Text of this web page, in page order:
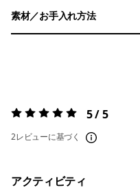
素材／お手入れ方法
評価:5 / 5 5 / 5
2レビューに基づく
アクティビティ